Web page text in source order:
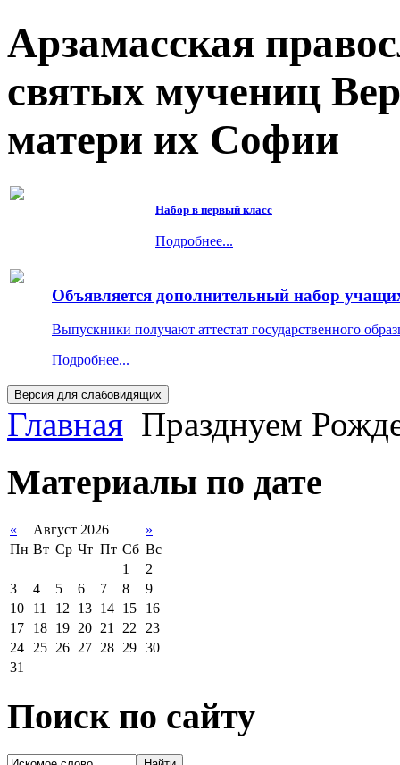
Арзамасская
святых мучениц
матери их Софии
Набор в первый класс
Подробнее...
Объявляется дополнительный набор
Выпускники получают аттестат государственного
Подробнее...
Главная Празднуем
Материалы по дате
« Август 2026
»
Пн Вт Ср Чт Пт Сб Вс
1
2
3
4 5 6 7 8
9
10
11 12 13 14 15
16
17
18 19 20 21 22
23
24
25 26 27 28 29 30
31
Поиск по сайту